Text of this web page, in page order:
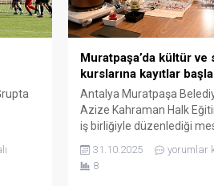
bir
Muratpaşa’da kültür ve
kurslarına kayıtlar
Antalya Muratpaşa
Azize Kahraman Halk
iş birliğiyle düzenlediği
kayıtlar başladı. Yeni
programına başvurular,
31.10.2025
yorumlar
8